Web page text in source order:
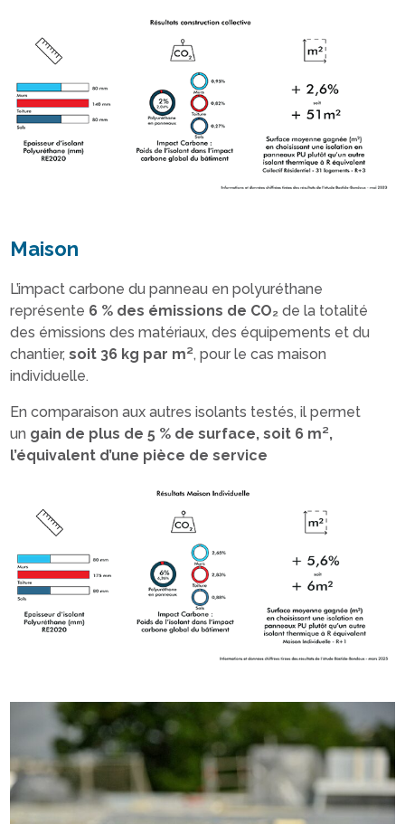
Maison
L’impact carbone du panneau en polyuréthane
représente 6 % des émissions de CO₂ de la totalité
des émissions des matériaux, des équipements et du
chantier,soit 36 kg par m², pour le cas maison
individuelle.
En comparaison aux autres isolants testés, il permet
un gain de plus de 5 % de surface, soit 6 m²,
l’équivalent d’une pièce de service